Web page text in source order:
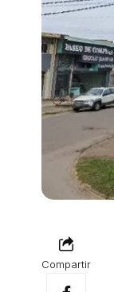
Compartir